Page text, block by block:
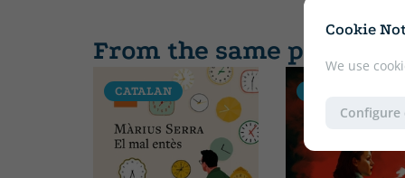
Cookie
We use
Configure
From the same publisher
CATALAN